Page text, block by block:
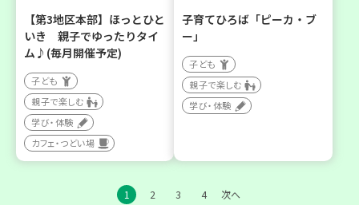
【第3地区本部】ほっとひと
いき 親子でゆったりタイ
ム♪(毎月開催予定)
子ども
親子で楽しむ
学び・体験
カフェ・つどい場
子育てひろば「ピーカ・ブ
ー」
子ども
親子で楽しむ
学び・体験
1 2 3 4 次へ